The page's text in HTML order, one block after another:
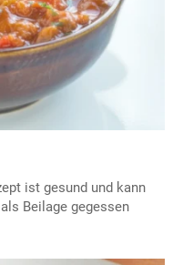
ist gesund und kann
Beilage gegessen